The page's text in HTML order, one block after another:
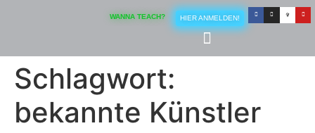
WANNA TEACH? HIER ANMELDEN!
Schlagwort:
bekannte Künstler